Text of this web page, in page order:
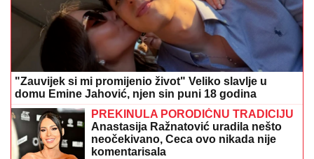
"Zauvijek si mi promijenio život" Veliko slavlje u
domu Emine Jahović, njen sin puni 18 godina
PREKINULA PORODIČNU TRADICIJU
Anastasija Ražnatović uradila nešto
neočekivano, Ceca ovo nikada nije
komentarisala